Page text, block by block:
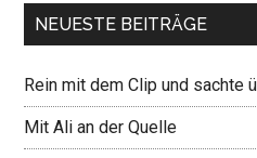
NEUESTE BEITRÄGE
Rein mit dem Clip und sachte
Mit Ali an der Quelle